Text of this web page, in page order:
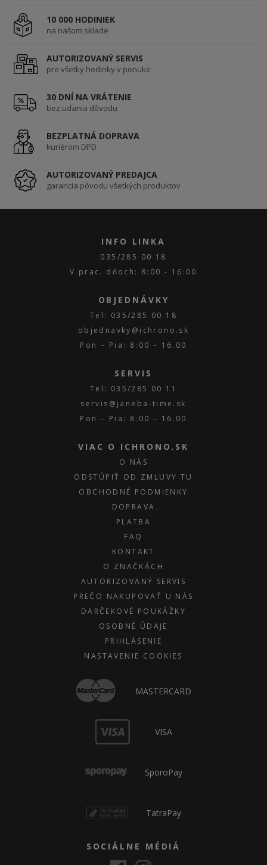
10 000 HODINIEK
na našom sklade
AUTORIZOVANÝ SERVIS
pre všetky hodinky v ponuke
30 DNÍ NA VRÁTENIE
bez udania dôvodu
BEZPLATNÁ DOPRAVA
kuriérom DPD
AUTORIZOVANÝ PREDAJCA
garancia pôvodu všetkých produktov
INFO LINKA
035/285 00 18
V prac. dňoch: 8:00 - 16:00
OBJEDNÁVKY
Tel: 035/285 00 18
objednavky@ichrono.sk
Pon – Pia: 8:00 – 16.00
SERVIS
Tel: 035/285 00 11
servis@janeba-time.sk
Pon – Pia: 8:00 – 16.00
VIAC O ICHRONO.SK
O NÁS
ODSTÚPIŤ OD ZMLUVY TU
OBCHODNÉ PODMIENKY
DOPRAVA
PLATBA
FAQ
KONTAKT
O ZNAČKÁCH
AUTORIZOVANÝ SERVIS
PREČO NAKUPOVAŤ U NÁS
DARČEKOVÉ POUKÁŽKY
OSOBNÉ ÚDAJE
PRIHLÁSENIE
NASTAVENIE COOKIES
MASTERCARD
VISA
SporoPay
TatraPay
SOCIÁLNE MÉDIÁ